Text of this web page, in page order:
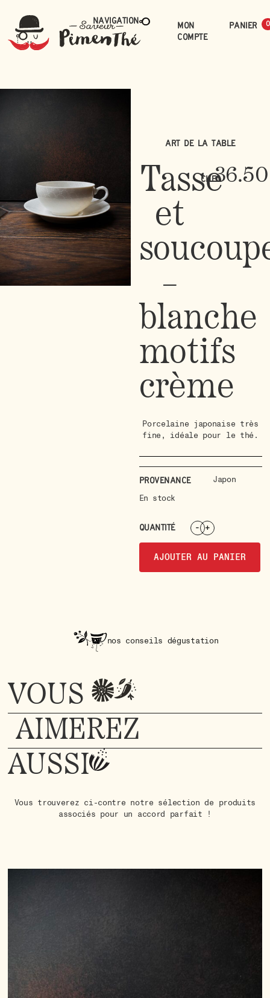
Navigation
Mon
compte
0
0
Art de la table
Tasse
et
–
blanche
motifs
crème
CHF36.50
Porcelaine japonaise très
fine, idéale pour le thé.
Provenance
Japon
En stock
QUANTITÉ - +
AJOUTER AU PANIER
nos conseils dégustation
VOUS
AIMEREZ
AUSSI
Vous trouverez ci-contre notre sélection de produits
associés pour un accord parfait !